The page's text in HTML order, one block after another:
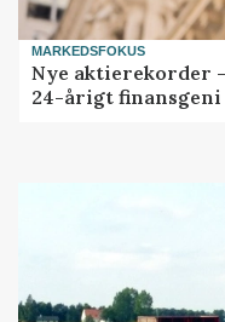
MARKEDSFOKUS
Nye aktierekorder
24-årigt finansgeni